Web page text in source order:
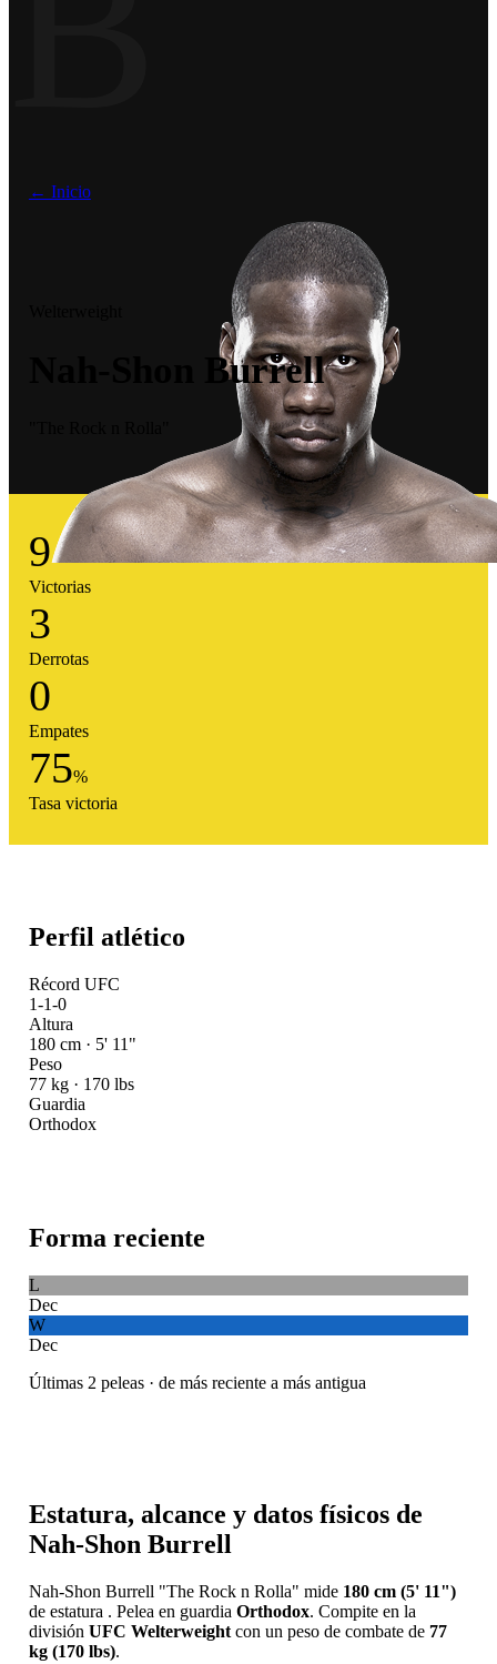
← Inicio
Nah-Shon Burrell
9
Victorias
3
Derrotas
0
Empates
75%
Tasa victoria
Perfil atlético
Récord UFC
1-1-0
Altura
180 cm · 5' 11"
Peso
77 kg · 170 lbs
Guardia
Orthodox
Forma reciente
L
Dec
W
Dec
Últimas 2 peleas · de más reciente a más antigua
Estatura, alcance y datos físicos de
Nah-Shon Burrell
Nah-Shon Burrell "The Rock n Rolla" mide 180 cm (5' 11")
de estatura . Pelea en guardia Orthodox. Compite en la
división UFC Welterweightcon un peso de combate de 77
kg (170 lbs).